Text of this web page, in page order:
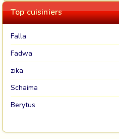
Top cuisiniers
Falla
Fadwa
zika
Schaima
Berytus